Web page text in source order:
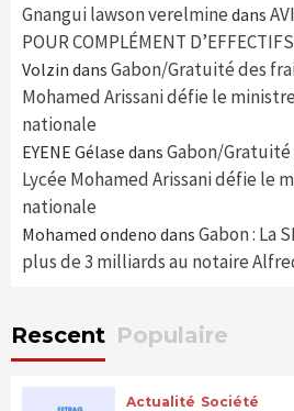
Gnangui lawson verelmine dans
POUR COMPLÉMENT D’EFFECTIFS
Volzin dans Gabon/Gratuité des
Mohamed Arissani défie le
nationale
EYENE Gélase dans Gabon/Gratuité
Lycée Mohamed Arissani défie le
nationale
Mohamed ondeno dans Gabon : La
plus de 3 milliards au notaire
Rescent Populaire
Actualité Société